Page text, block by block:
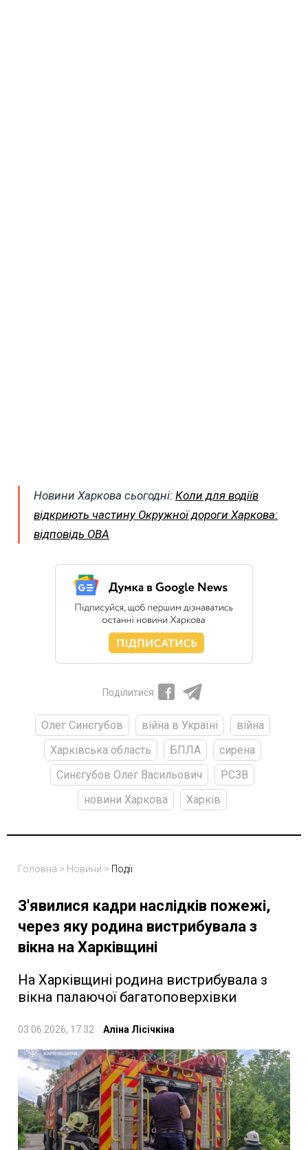
Новини Харкова сьогодні: Коли для водіїв
відкриють частину Окружної дороги Харкова:
відповідь ОВА
Поділитися
Олег Синєгубов війна в Україні
війна
Харківська область
БПЛА
сирена
Синєгубов Олег Васильович
РСЗВ
новини Харкова
Харків
Головна > Новини > Події
З'явилися кадри наслідків пожежі,
через яку родина вистрибувала з
вікна на Харківщині
На Харківщині родина вистрибувала з
вікна палаючої багатоповерхівки
03.06.2026, 17:32 Аліна Лісічкіна